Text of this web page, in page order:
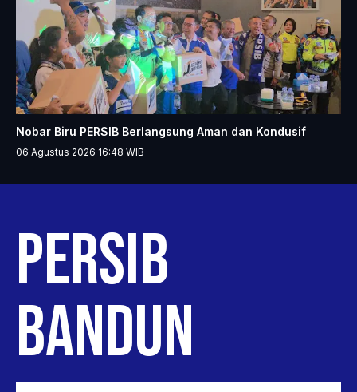
Nobar Biru PERSIB Berlangsung Aman dan Kondusif
06 Agustus 2026 16:48 WIB
PERSIB
BANDUNG